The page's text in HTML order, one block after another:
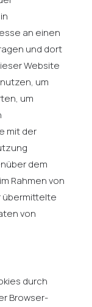
an einen
und dort
Website
um
um
mit der
dem
Rahmen von
übermittelte
von
durch
Browser-